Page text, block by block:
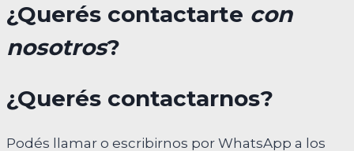
¿Querés contactarte con
nosotros?
¿Querés contactarnos?
Podés llamar o escribirnos por WhatsApp a los